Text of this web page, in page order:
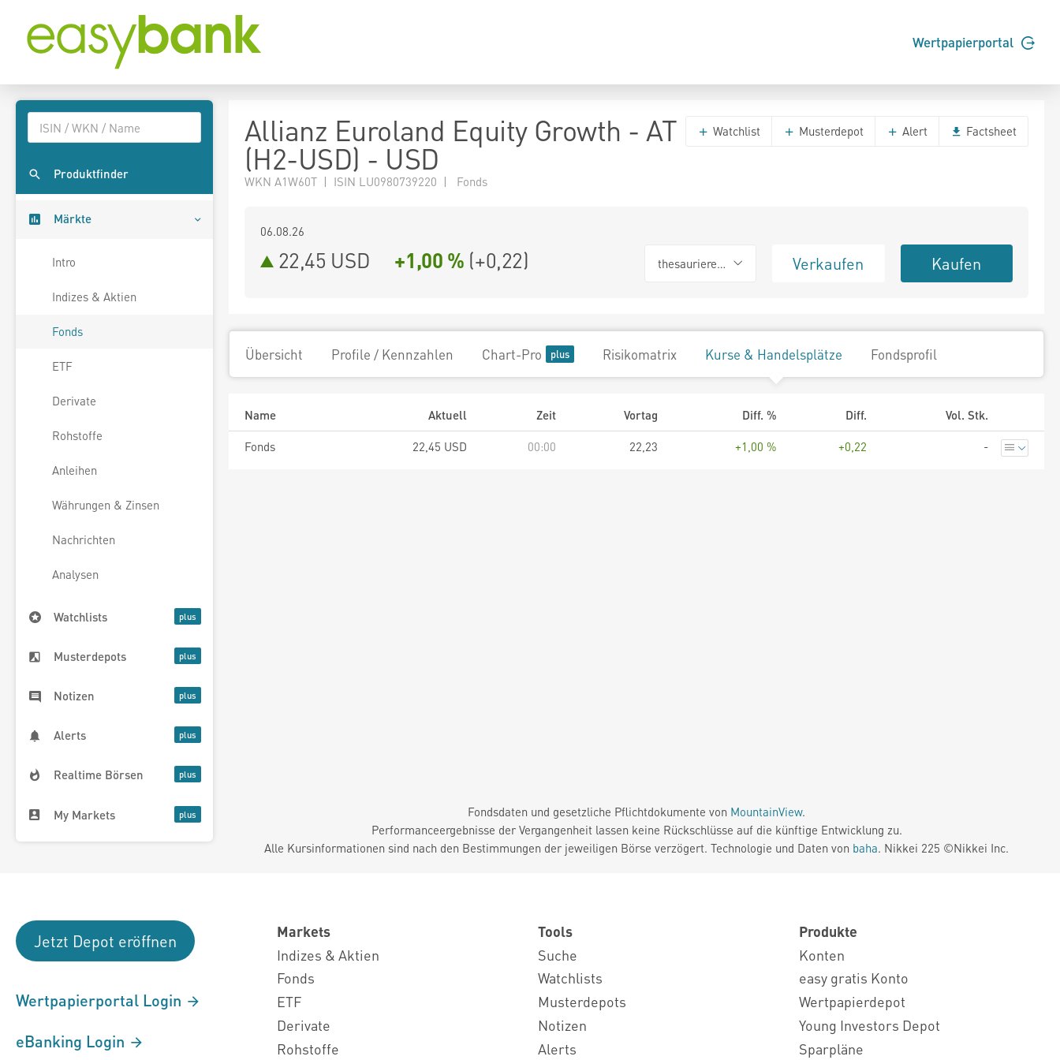
Wertpapierportal
Produktfinder
Märkte
Intro
Indizes & Aktien
Fonds
ETF
Derivate
Rohstoffe
Anleihen
Währungen & Zinsen
Nachrichten
Analysen
Watchlists
Musterdepots
Notizen
Alerts
Realtime Börsen
My Markets
Allianz Euroland Equity Growth - AT
(H2-USD) - USD
WKN A1W60T | ISIN LU0980739220 | Fonds
Watchlist Musterdepot Alert Factsheet
06.08.26
22,45 USD +1,00 % (+0,22) thesaurierend Verkaufen Kaufen
Übersicht Profile / Kennzahlen Chart-Pro Risikomatrix Kurse & Handelsplätze Fondsprofil
Name Aktuell Zeit Vortag Diff. % Diff.
Vol. Stk.
Fonds
22,45 USD 00:00 22,23 +1,00 % +0,22 -
Fondsdaten und gesetzliche Pflichtdokumente von MountainView.
Performanceergebnisse der Vergangenheit lassen keine Rückschlüsse auf die künftige Entwicklung zu.
Alle Kursinformationen sind nach den Bestimmungen der jeweiligen Börse verzögert. Technologie und Daten von baha. Nikkei 225 ©Nikkei Inc.
Jetzt Depot eröffnen
Wertpapierportal Login
eBanking Login
Markets
Indizes & Aktien
Fonds
ETF
Derivate
Rohstoffe
Tools
Suche
Watchlists
Musterdepots
Notizen
Alerts
Produkte
Konten
easy gratis Konto
Wertpapierdepot
Young Investors Depot
Sparpläne